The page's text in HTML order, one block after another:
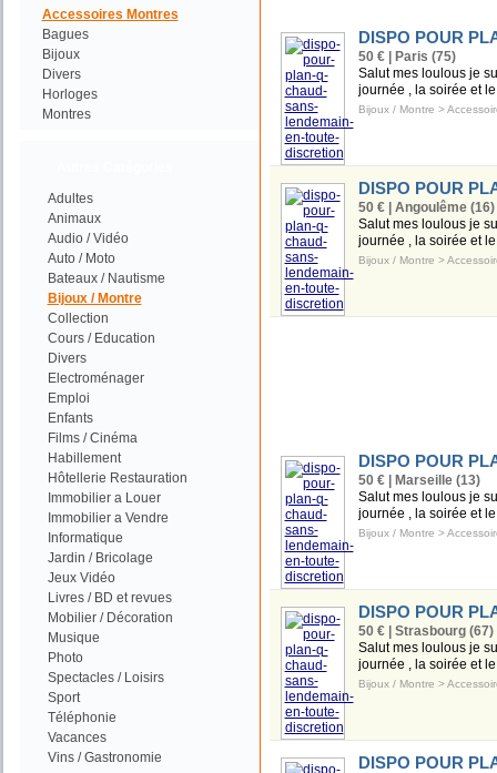
Accessoires Montres
Bagues
Bijoux
Divers
Horloges
Montres
Adultes
Animaux
Audio / Vidéo
Auto / Moto
Bateaux / Nautisme
Bijoux / Montre
Collection
Cours / Education
Divers
Electroménager
Emploi
Enfants
Films / Cinéma
Habillement
Hôtellerie Restauration
Immobilier a Louer
Immobilier a Vendre
Informatique
Jardin / Bricolage
Jeux Vidéo
Livres / BD et revues
Mobilier / Décoration
Musique
Photo
Spectacles / Loisirs
Sport
Téléphonie
Vacances
Vins / Gastronomie
DISPO POUR
50 € | Paris (75)
Salut mes loulous je
journée , la soirée et
Bijoux / Montre >
DISPO POUR
50 € | Angoulême (16)
Salut mes loulous je
journée , la soirée et
Bijoux / Montre >
DISPO POUR
50 € | Marseille (13)
Salut mes loulous je
journée , la soirée et
Bijoux / Montre >
DISPO POUR
50 € | Strasbourg (67)
Salut mes loulous je
journée , la soirée et
Bijoux / Montre >
DISPO POUR